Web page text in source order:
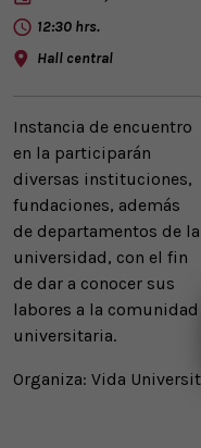
12:30 hrs.
Hall central
Instancia de encuentro
en la participarán
diversas instituciones,
fundaciones, además
de departamentos de la
universidad, con el fin
de dar a conocer sus
labores a la comunidad
universitaria.
Organiza: Vida